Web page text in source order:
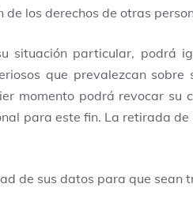
los derechos de otras
situación particular, podrá
que prevalezcan
momento podrá revocar
para este fin. La retirada
de sus datos para que